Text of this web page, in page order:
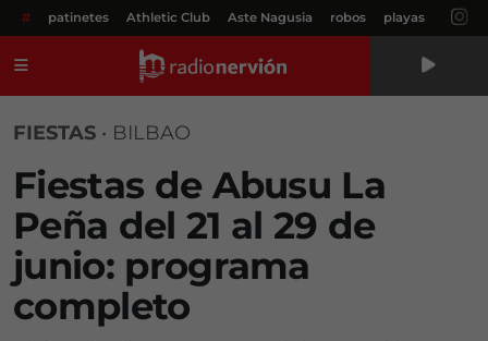
# patinetes Athletic Club Aste Nagusia robos playas
FIESTAS • BILBAO
Fiestas de Abusu La
Peña del 21 al 29 de
junio: programa
completo